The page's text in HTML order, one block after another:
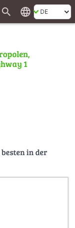
search language
1
in der